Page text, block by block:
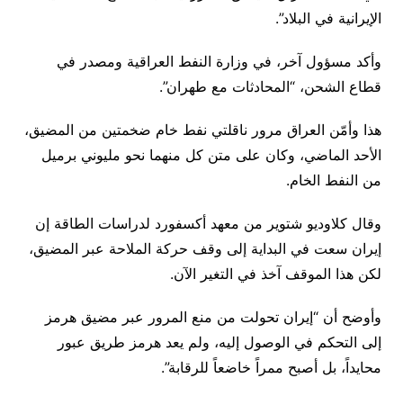
الإيرانية في البلاد”.
وأكد مسؤول آخر، في وزارة النفط العراقية ومصدر في
قطاع الشحن، “المحادثات مع طهران”.
هذا و⁠أمّن العراق مرور ناقلتي نفط خام ضخمتين من المضيق،
الأحد الماضي، وكان على متن كل منهما نحو مليوني برميل
من النفط الخام.
وقال كلاوديو شتوير من معهد أكسفورد لدراسات الطاقة إن
إيران سعت في البداية إلى وقف حركة الملاحة ⁠عبر المضيق،
لكن هذا الموقف آخذ في التغير الآن.
وأوضح أن “إيران تحولت من منع المرور عبر مضيق هرمز
إلى التحكم في الوصول إليه، ولم يعد هرمز طريق عبور
محايداً، بل أصبح ممراً خاضعاً للرقابة”.